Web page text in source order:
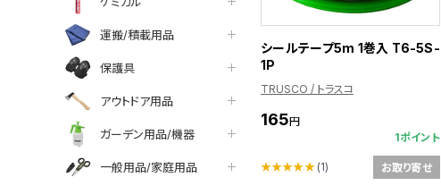
運搬/積載用品
保護具
アウトドア用品
ガーデン用品/機器
一般用品/家庭用品
シールテープ5m 1巻入 T6-5S-
1P
TRUSCO / トラスコ
165円
1ポイント
★★★★★ (1) お取り寄せ